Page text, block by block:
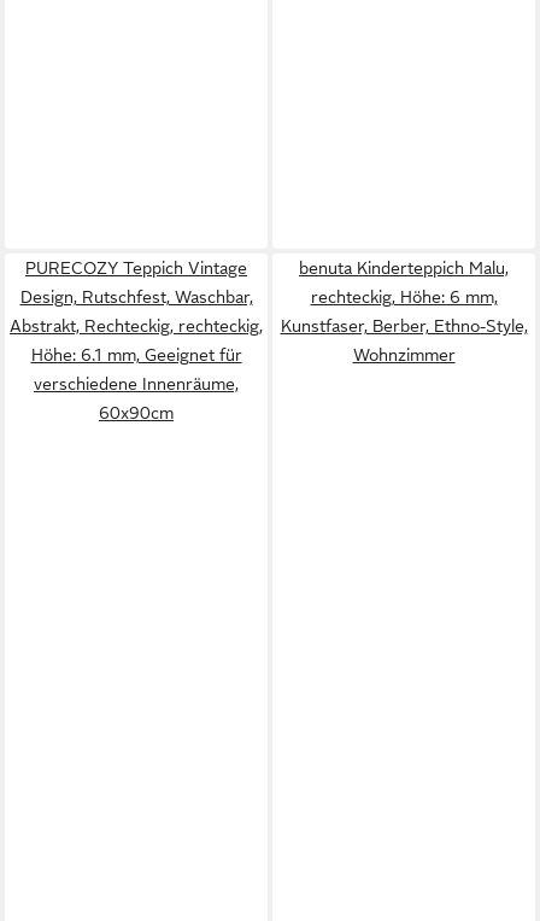
PURECOZY Teppich Vintage
Design, Rutschfest, Waschbar,
Abstrakt, Rechteckig, rechteckig,
Höhe: 6.1 mm, Geeignet für
verschiedene Innenräume,
60x90cm
benuta Kinderteppich Malu,
rechteckig, Höhe: 6 mm,
Kunstfaser, Berber, Ethno-Style,
Wohnzimmer